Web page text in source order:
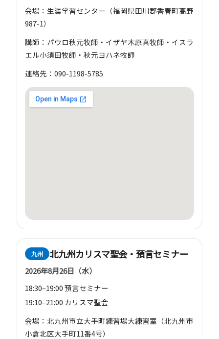
会場：生涯学習センター（福岡県田川郡香春町高野
987-1）
講師：パウロ秋元牧師・イザヤ木原真牧師・イスラ
エル小須田牧師・秋元ヨハネ牧師
連絡先：090-1198-5785
九州 北九州カリスマ聖会・預言セミナー
2026年8月26日（水）
18:30–19:00 預言セミナー
19:10–21:00 カリスマ聖会
会場：北九州市立大手町練習場大練習室（北九州市
小倉北区大手町11番4号）